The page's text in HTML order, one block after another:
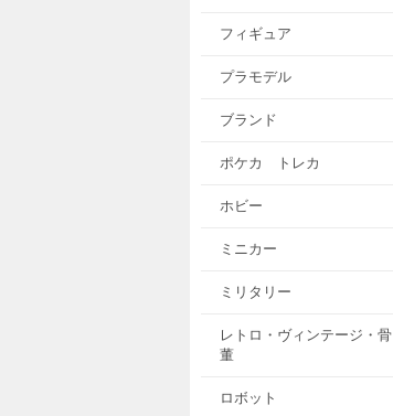
フィギュア
プラモデル
ブランド
ポケカ トレカ
ホビー
ミニカー
ミリタリー
レトロ・ヴィンテージ・骨
董
ロボット